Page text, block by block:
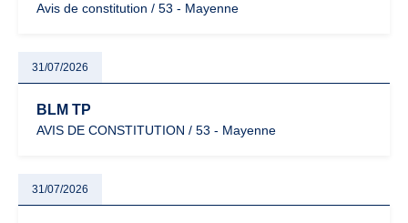
Avis de constitution / 53 - Mayenne
31/07/2026
BLM TP
AVIS DE CONSTITUTION / 53 - Mayenne
31/07/2026